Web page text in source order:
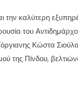
καλύτερη
του
Κώστα
της Πίνδου,